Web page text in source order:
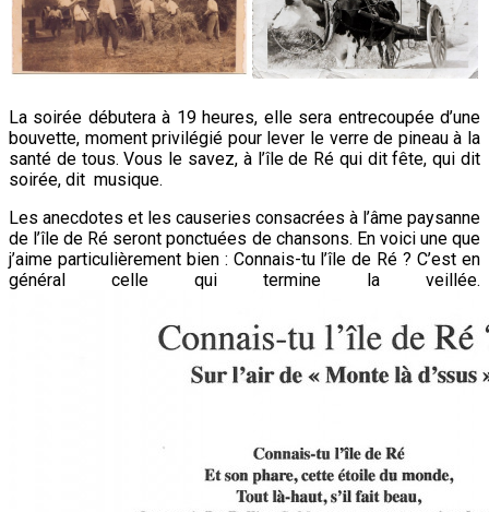
La soirée débutera à 19 heures, elle sera entrecoupée d’une
bouvette, moment privilégié pour lever le verre de pineau à la
santé de tous. Vous le savez, à l’île de Ré qui dit fête, qui dit
soirée, dit musique.
Les anecdotes et les causeries consacrées à l’âme paysanne
de l’île de Ré seront ponctuées de chansons. En voici une que
j’aime particulièrement bien : Connais-tu l’île de Ré ? C’est en
général celle qui termine la veillée.